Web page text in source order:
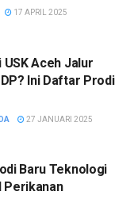
17 APRIL 2025
USK Aceh Jalur
Ini Daftar Prodi
27 JANUARI 2025
Baru Teknologi
Perikanan